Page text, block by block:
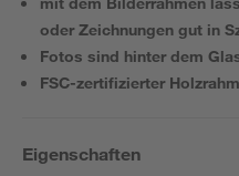
oder Zeichnungen gut in
Fotos sind hinter dem
FSC-zertifizierter
Eigenschaften